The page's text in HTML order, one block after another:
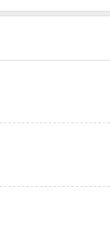
儿童注意力不集